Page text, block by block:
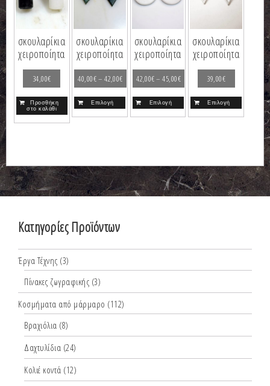
σκουλαρίκια
χειροποίητα
34,00€
Προσθήκη
στο καλάθι
σκουλαρίκια
χειροποίητα
40,00€– 42,00€
Επιλογή
σκουλαρίκια
χειροποίητα
42,00€–45,00€
Επιλογή
σκουλαρίκια
χειροποίητα
39,00€
Επιλογή
Κατηγορίες Προϊόντων
Έργα Τέχνης (3)
Πίνακες ζωγραφικής (3)
Κοσμήματα από μάρμαρο (112)
Βραχιόλια (8)
Δαχτυλίδια (24)
Κολιέ κοντά (12)